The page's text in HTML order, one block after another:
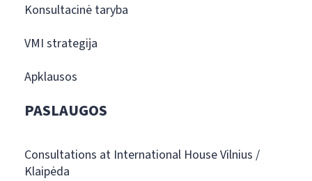
Konsultacinė taryba
VMI strategija
Apklausos
PASLAUGOS
Consultations at International House Vilnius /
Klaipėda